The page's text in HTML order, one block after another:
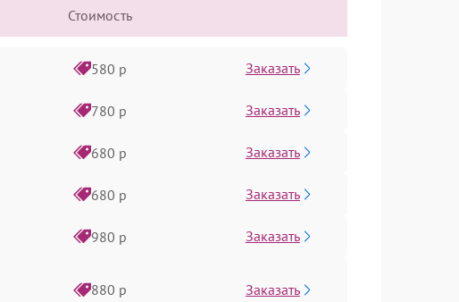
Стоимость
580 р Заказать
780 р Заказать
680 р Заказать
680 р Заказать
980 р Заказать
880 р Заказать